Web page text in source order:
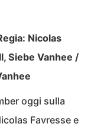
Nicolas
Siebe Vanhee /
oggi sulla
Favresse e